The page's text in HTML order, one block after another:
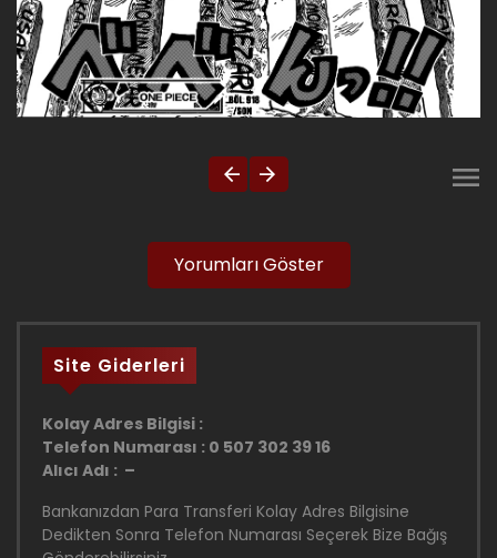
Yorumları Göster
Site Giderleri
Kolay Adres Bilgisi :
Telefon Numarası : 0 507 302 39 16
Alıcı Adı : –
Bankanızdan Para Transferi Kolay Adres Bilgisine
Dedikten Sonra Telefon Numarası Seçerek Bize Bağış